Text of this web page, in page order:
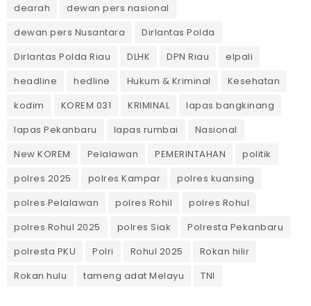
dearah
dewan pers nasional
dewan pers Nusantara
Dirlantas Polda
Dirlantas Polda Riau
DLHK DPN Riau
elpali
headline
hedline Hukum & Kriminal
Kesehatan
kodim
KOREM 031 KRIMINAL
lapas bangkinang
lapas Pekanbaru
lapas rumbai
Nasional
New KOREM
Pelalawan PEMERINTAHAN
politik
polres 2025
polres Kampar
polres kuansing
polres Pelalawan
polres Rohil
polres Rohul
polres Rohul 2025
polres Siak
Polresta Pekanbaru
polresta PKU
Polri Rohul 2025
Rokan hilir
Rokan hulu
tameng adat Melayu TNI